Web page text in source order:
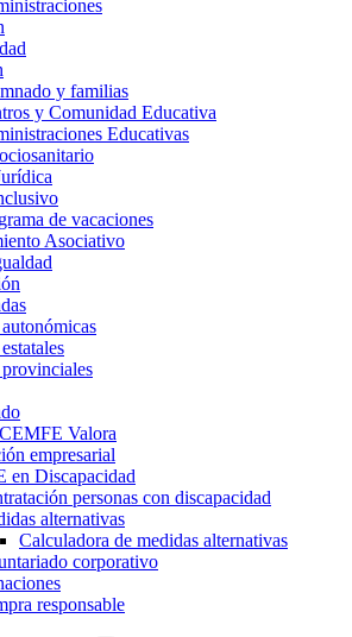
y familias
y Comunidad Educativa
Educativas
de vacaciones
Asociativo
Valora
empresarial
en Discapacidad
personas con discapacidad
alternativas
Calculadora de medidas alternativas
corporativo
responsable